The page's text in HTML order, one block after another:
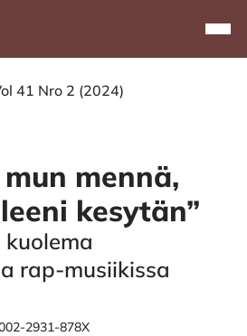
41 Nro 2 (2024)
mennä,
kesytän”
rap-musiikissa
2931-878X